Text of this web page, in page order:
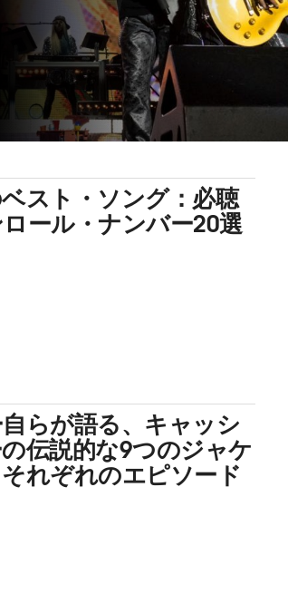
スト・ソング：必聴
ール・ナンバー20選
らが語る、キャッシ
伝説的な9つのジャケ
れぞれのエピソード